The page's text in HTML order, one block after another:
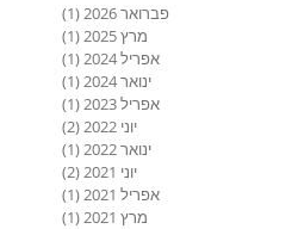
פברואר 2026 (1)
מרץ 2025
(1)
אפריל 2024
(1)
ינואר 2024
(1)
אפריל 2023
(1)
יוני 2022
(2)
ינואר 2022
(1)
יוני 2021
(2)
אפריל 2021
(1)
מרץ 2021
(1)